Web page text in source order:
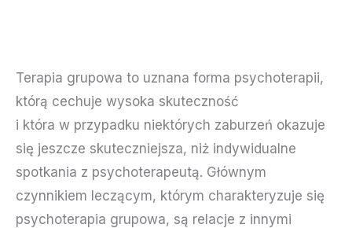
Terapia grupowa to uznana forma psychoterapii,
którą cechuje wysoka skuteczność
i która w przypadku niektórych zaburzeń okazuje
się jeszcze skuteczniejsza, niż indywidualne
spotkania z psychoterapeutą. Głównym
czynnikiem leczącym, którym charakteryzuje się
psychoterapia grupowa, są relacje z innymi